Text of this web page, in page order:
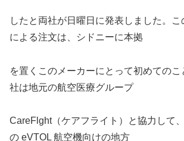
したと両社が日曜日に発表しました。
による注文は、シドニーに本拠
を置くこのメーカーにとって初めてのこ
社は地元の航空医療グループ
CareFlght（ケアフライト）と協力して
の eVTOL 航空機向けの地方